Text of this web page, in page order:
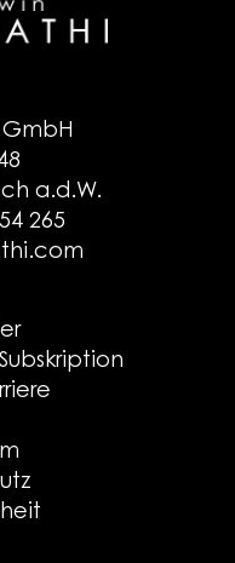
a.d.W.
265